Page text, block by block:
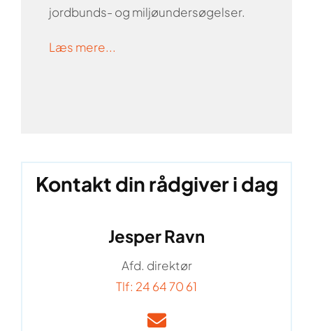
jordbunds- og miljøundersøgelser.
Læs mere...
Kontakt din rådgiver i dag
Jesper Ravn
Afd. direktør
Tlf: 24 64 70 61